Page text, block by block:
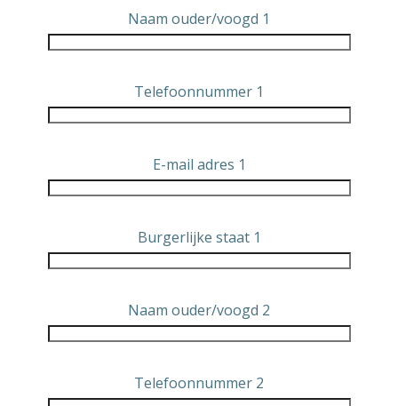
Naam ouder/voogd 1
Telefoonnummer 1
E-mail adres 1
Burgerlijke staat 1
Naam ouder/voogd 2
Telefoonnummer 2